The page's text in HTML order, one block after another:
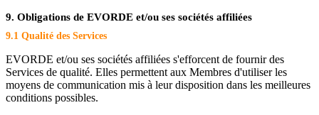
9. Obligations de EVORDE et/ou ses sociétés affiliées
9.1 Qualité des Services
EVORDE et/ou ses sociétés affiliées s'efforcent de fournir des
Services de qualité. Elles permettent aux Membres d'utiliser les
moyens de communication mis à leur disposition dans les meilleures
conditions possibles.